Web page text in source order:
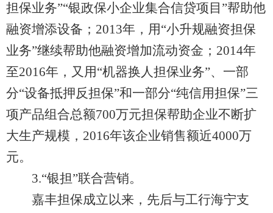
担保业务”“银政保小企业集合信贷项目”帮助他
融资增添设备；2013年，用“小升规融资担保
业务”继续帮助他融资增加流动资金；2014年
至2016年，又用“机器换人担保业务”、一部
分“设备抵押反担保”和一部分“纯信用担保”三
项产品组合总额700万元担保帮助企业不断扩
大生产规模，2016年该企业销售额近4000万
元。
3.“银担”联合营销。
嘉丰担保成立以来，先后与工行海宁支